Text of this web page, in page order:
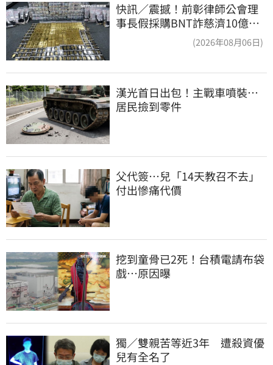
快訊／震撼！前彰律師公會理
事長假採購BNT詐慈濟10億、
洗錢囤232kg黃金(2026年08月06日)
漢光首日出包！主戰車噴裝…
居民撿到零件
父代簽…兒「14天教召不去」
付出慘痛代價
挖到童骨已2死！台積電請布袋
戲…原因曝
獨／雙親苦等近3年　遭殺資優
兒有全名了